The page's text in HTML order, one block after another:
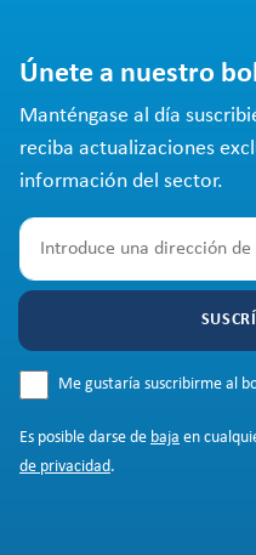
Únete a nuestro
Manténgase al día
reciba actualizaciones
información del sector.
Me gustaría suscribirme al
Es posible darse de baja en
de privacidad.